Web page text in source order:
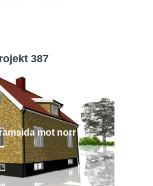
387
mot norr